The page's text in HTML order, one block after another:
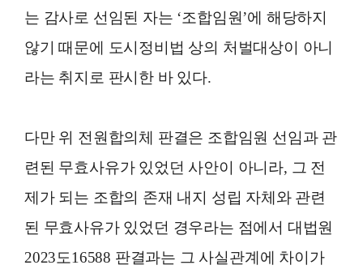
는 감사로 선임된 자는 ‘조합임원’에 해당하지
않기 때문에 도시정비법 상의 처벌대상이 아니
라는 취지로 판시한 바 있다.
다만 위 전원합의체 판결은 조합임원 선임과 관
련된 무효사유가 있었던 사안이 아니라, 그 전
제가 되는 조합의 존재 내지 성립 자체와 관련
된 무효사유가 있었던 경우라는 점에서 대법원
2023도16588 판결과는 그 사실관계에 차이가